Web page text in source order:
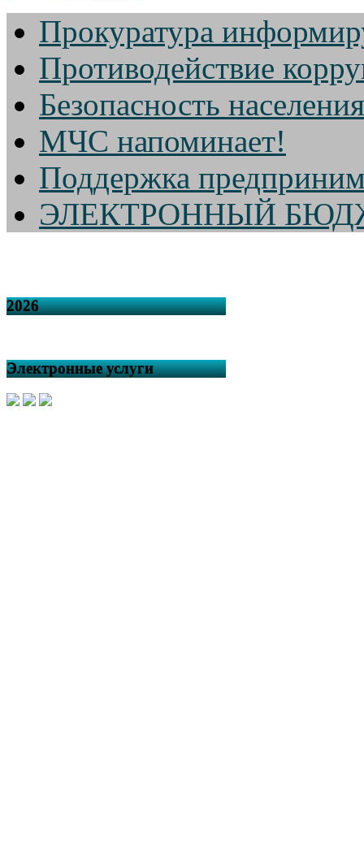
Прокуратура
Противодействие
Безопасность населения
МЧС напоминает!
Поддержка
ЭЛЕКТРОННЫЙ
2026
Электронные услуги